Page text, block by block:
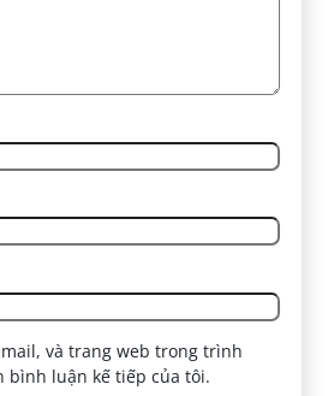
và trang web trong trình
bình luận kế tiếp của tôi.